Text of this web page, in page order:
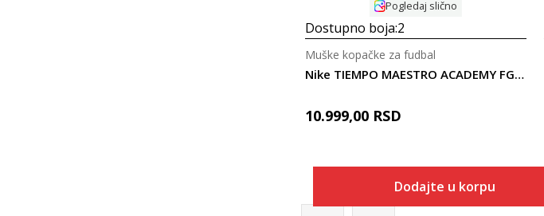
Pogledaj slično
Dostupno boja:2
Nike TIEMPO MAESTRO ACADEMY FG/MG
Muške kopačke za fudbal
10.999,00 RSD
Dodajte u korpu